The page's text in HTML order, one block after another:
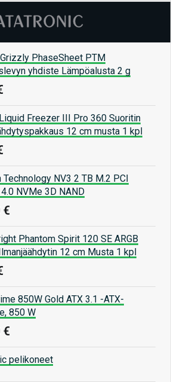
PhaseSheet PTM
yhdiste Lämpöalusta 2 g
Freezer III Pro 360 Suoritin
12 cm musta 1 kpl
Technology NV3 2 TB M.2 PCI
NVMe 3D NAND
€
Phantom Spirit 120 SE ARGB
12 cm Musta 1 kpl
850W Gold ATX 3.1 -ATX-
850 W
€
pelikoneet